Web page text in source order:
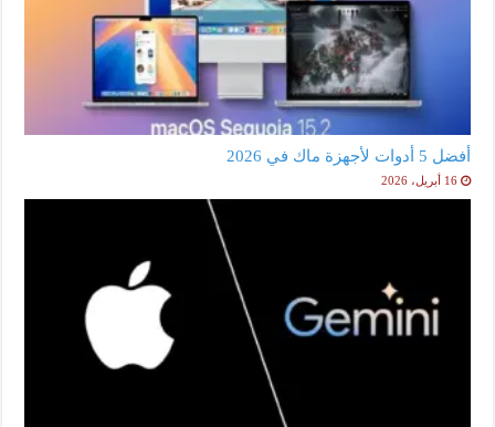
أفضل 5 أدوات لأجهزة ماك في 2026
16 أبريل، 2026